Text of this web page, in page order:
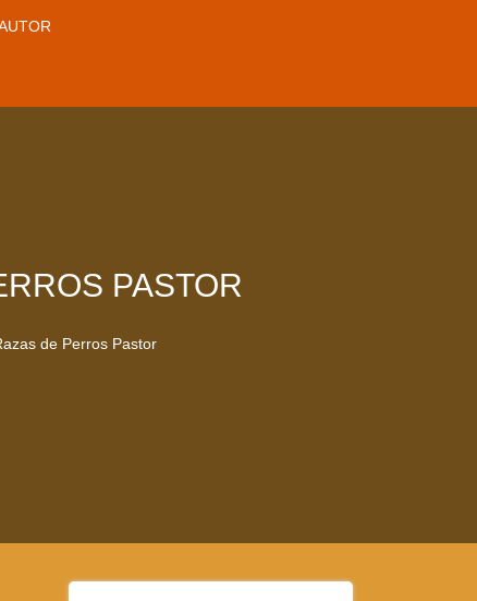
PASTOR
de Perros Pastor